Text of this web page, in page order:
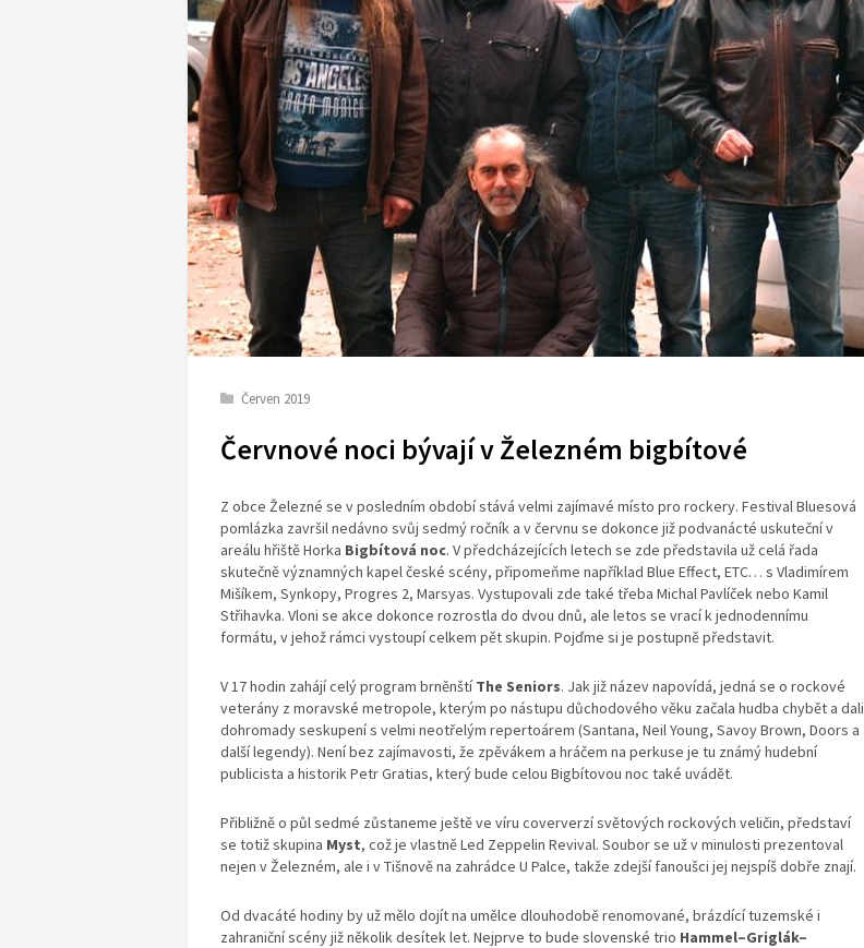
Červen 2019
Červnové noci bývají v Železném bigbítové
Z obce Železné se v posledním období stává velmi zajímavé místo pro rockery. Festival Bluesová
pomlázka završil nedávno svůj sedmý ročník a v červnu se dokonce již podvanácté uskuteční v
areálu hřiště Horka Bigbítová noc. V předcházejících letech se zde představila už celá řada
skutečně významných kapel české scény, připomeňme například Blue Effect, ETC… s Vladimírem
Mišíkem, Synkopy, Progres 2, Marsyas. Vystupovali zde také třeba Michal Pavlíček nebo Kamil
Střihavka. Vloni se akce dokonce rozrostla do dvou dnů, ale letos se vrací k jednodennímu
formátu, v jehož rámci vystoupí celkem pět skupin. Pojďme si je postupně představit.
V 17 hodin zahájí celý program brněnštíThe Seniors. Jak již název napovídá, jedná se o rockové
veterány z moravské metropole, kterým po nástupu důchodového věku začala hudba chybět a dali
dohromady seskupení s velmi neotřelým repertoárem (Santana, Neil Young, Savoy Brown, Doors a
další legendy). Není bez zajímavosti, že zpěvákem a hráčem na perkuse je tu známý hudební
publicista a historik Petr Gratias, který bude celou Bigbítovou noc také uvádět.
Přibližně o půl sedmé zůstaneme ještě ve víru coververzí světových rockových veličin, představí
se totiž skupina Myst, což je vlastně Led Zeppelin Revival. Soubor se už v minulosti prezentoval
nejen v Železném, ale i v Tišnově na zahrádce U Palce, takže zdejší fanoušci jej nejspíš dobře znají.
Od dvacáté hodiny by už mělo dojít na umělce dlouhodobě renomované, brázdící tuzemské i
zahraniční scény již několik desítek let. Nejprve to bude slovenské trio Hammel–Griglák–